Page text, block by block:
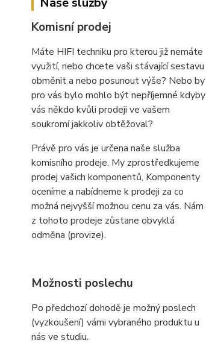
Komisní prodej
Máte HIFI techniku pro kterou již nemáte
využití, nebo chcete vaši stávající sestavu
obměnit a nebo posunout výše? Nebo by
pro vás bylo mohlo být nepříjemné kdyby
vás někdo kvůli prodeji ve vašem
soukromí jakkoliv obtěžoval?
Právě pro vás je určena naše služba
komisního prodeje. My zprostředkujeme
prodej vašich komponentů, Komponenty
oceníme a nabídneme k prodeji za co
možná nejvyšší možnou cenu za vás. Nám
z tohoto prodeje zůstane obvyklá
odměna (provize).
Možnosti poslechu
Po předchozí dohodě je možný poslech
(vyzkoušení) vámi vybraného produktu u
nás ve studiu.